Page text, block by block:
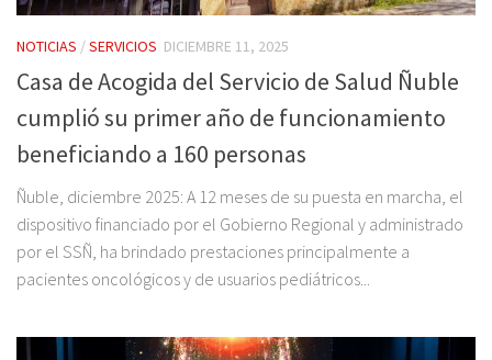
NOTICIAS /SERVICIOS DICIEMBRE 11, 2025
Casa de Acogida del Servicio de Salud Ñuble
cumplió su primer año de funcionamiento
beneficiando a 160 personas
Ñuble, diciembre 2025: A 12 meses de su puesta en marcha, el
dispositivo financiado por el Gobierno Regional y administrado
por el SSÑ, ha brindado prestaciones principalmente a
pacientes oncológicos y de usuarios pediátricos...